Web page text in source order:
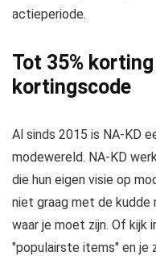
actieperiode.
Tot 35%
kortingscode
Al sinds 2015 is NA-KD
modewereld. NA-KD
die hun eigen visie op
niet graag met de kudde
waar je moet zijn. Of kijk
"populairste items" en